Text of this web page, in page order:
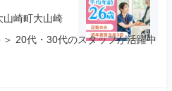
山崎町大山崎
20代・30代のスタッフが活躍中